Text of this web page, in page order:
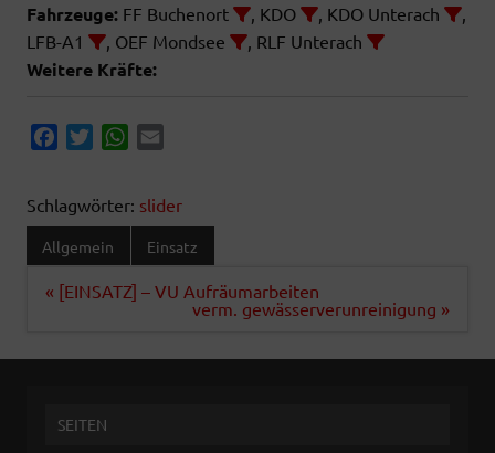
Fahrzeuge: FF Buchenort , KDO , KDO Unterach
LFB-A1
, OEF Mondsee , RLF Unterach
Weitere Kräfte:
e
b
o
o
t
t
e
r
W
t
A
p
i
l
Schlagwörter: slider
Allgemein Einsatz
Beitragsnavigation
« [EINSATZ] – VU Aufräumarbeiten
verm. gewässerverunreinigung »
SEITEN